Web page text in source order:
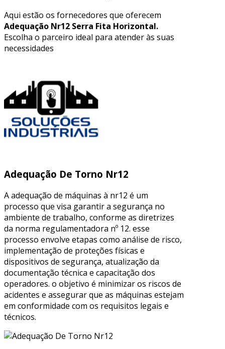
Aqui estão os fornecedores que oferecem
Adequação Nr12 Serra Fita Horizontal.
Escolha o parceiro ideal para atender às suas
necessidades
Adequação De Torno Nr12
A adequação de máquinas à nr12 é um
processo que visa garantir a segurança no
ambiente de trabalho, conforme as diretrizes
da norma regulamentadora nº 12. esse
processo envolve etapas como análise de risco,
implementação de proteções físicas e
dispositivos de segurança, atualização da
documentação técnica e capacitação dos
operadores. o objetivo é minimizar os riscos de
acidentes e assegurar que as máquinas estejam
em conformidade com os requisitos legais e
técnicos.